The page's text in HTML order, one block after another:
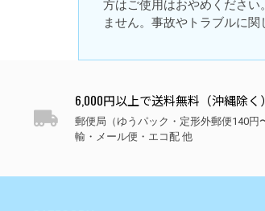
方はご使用はおやめくださ
ません。事故やトラブルに
6,000円以上で送料無料（沖縄除く）
郵便局（ゆうパック・定形外郵便140円
輸・メール便・エコ配 他